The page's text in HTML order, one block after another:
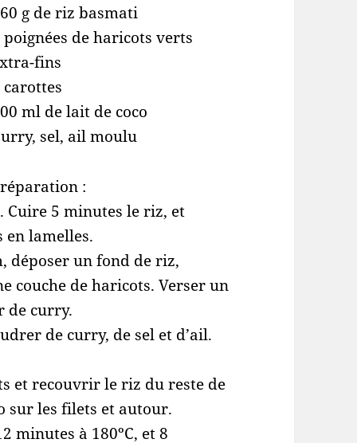
g de riz basmati
poignées de haricots verts
fins
carottes
ml de lait de coco
sel, ail moulu
:
Cuire 5 minutes le riz, et
en lamelles.
déposer un fond de riz,
couche de haricots. Verser un
de curry.
de curry, de sel et d’ail.
et recouvrir le riz du reste de
sur les filets et autour.
minutes à 180ºC, et 8